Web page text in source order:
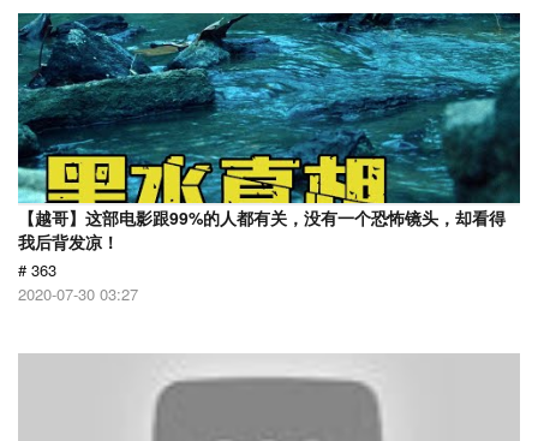
【越哥】这部电影跟99%的人都有关，没有一个恐怖镜头，却看得
我后背发凉！
# 363
2020-07-30 03:27